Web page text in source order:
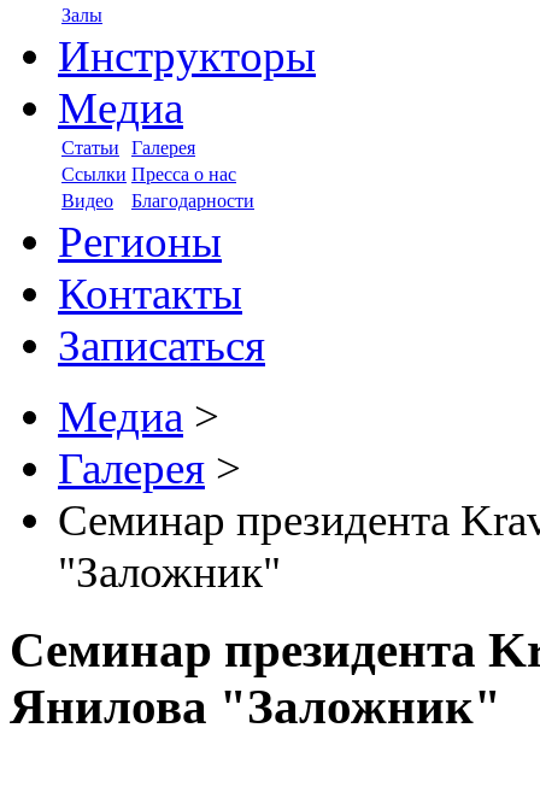
Залы
Инструкторы
Медиа
Статьи
Галерея
Ссылки Пресса о нас
Видео
Благодарности
Регионы
Контакты
Записаться
Медиа >
Галерея >
Семинар президента
"Заложник"
Семинар президента
Янилова "Заложник"